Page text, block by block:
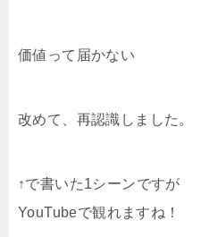
価値って届かない
改めて、再認識しました。
↑で書いた1シーンですが
YouTubeで観れますね！